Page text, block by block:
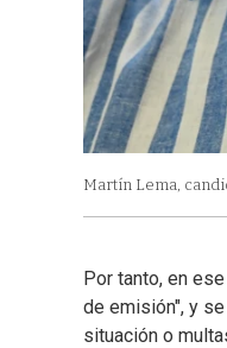
Martín Lema,
Por tanto, en
de emisión", y
situación o